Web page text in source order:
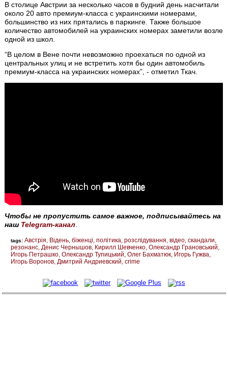
В столице Австрии за несколько часов в будний день насчитали
около 20 авто премиум-класса с украинскими номерами,
большинство из них прятались в паркинге. Также большое
количество автомобилей на украинских номерах заметили возле
одной из школ.
“В целом в Вене почти невозможно проехаться по одной из
центральных улиц и не встретить хотя бы один автомобиль
премиум-класса на украинских номерах”, - отметил Ткач.
Чтобы не пропустить самое важное, подписывайтесь на
наш Telegram-канал.
tags:Австрія Відень біженці політика розслідування відео скандали
резонанс Денис Чернышов Кирилл Шевченко Олександр Грановський
Игорь Петрашко Олександр Тупицький Олег Бахматюк Игорь Гужва
Игорь Воронов Дмитрий Андриевский crime